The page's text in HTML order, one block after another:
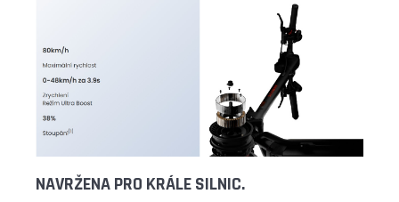
NAVRŽENA PRO KRÁLE SILNIC.